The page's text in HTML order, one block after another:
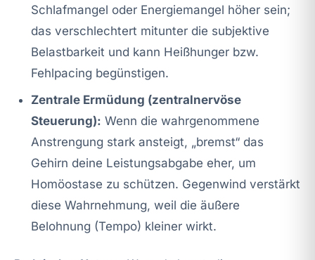
Schlafmangel oder Energiemangel höher sein;
das verschlechtert mitunter die subjektive
Belastbarkeit und kann Heißhunger bzw.
Fehlpacing begünstigen.
Zentrale Ermüdung (zentralnervöse
Steuerung): Wenn die wahrgenommene
Anstrengung stark ansteigt, „bremst“ das
Gehirn deine Leistungsabgabe eher, um
Homöostase zu schützen. Gegenwind verstärkt
diese Wahrnehmung, weil die äußere
Belohnung (Tempo) kleiner wirkt.